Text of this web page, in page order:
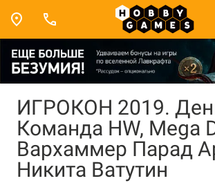
ИГРОКОН 2019.
Команда HW, Mega
Вархаммер Парад
Никита Ватутин